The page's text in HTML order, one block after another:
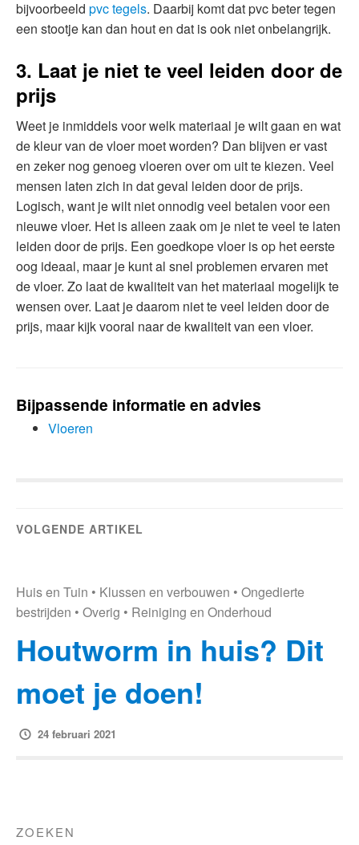
bijvoorbeeld pvc tegels. Daarbij komt dat pvc beter tegen
een stootje kan dan hout en dat is ook niet onbelangrijk.
3. Laat je niet te veel leiden door de
prijs
Weet je inmiddels voor welk materiaal je wilt gaan en wat
de kleur van de vloer moet worden? Dan blijven er vast
en zeker nog genoeg vloeren over om uit te kiezen. Veel
mensen laten zich in dat geval leiden door de prijs.
Logisch, want je wilt niet onnodig veel betalen voor een
nieuwe vloer. Het is alleen zaak om je niet te veel te laten
leiden door de prijs. Een goedkope vloer is op het eerste
oog ideaal, maar je kunt al snel problemen ervaren met
de vloer. Zo laat de kwaliteit van het materiaal mogelijk te
wensen over. Laat je daarom niet te veel leiden door de
prijs, maar kijk vooral naar de kwaliteit van een vloer.
Bijpassende informatie en advies
Vloeren
VOLGENDE ARTIKEL
Huis en Tuin • Klussen en verbouwen • Ongedierte
bestrijden • Overig • Reiniging en Onderhoud
Houtworm in huis? Dit
moet je doen!
24 februari 2021
ZOEKEN